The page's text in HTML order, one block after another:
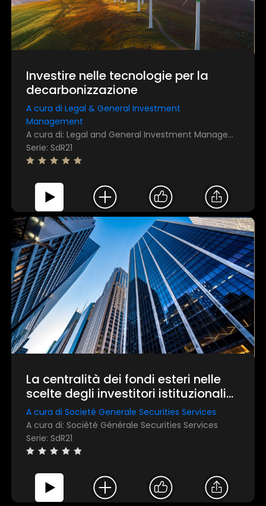
Investire nelle tecnologie per la
decarbonizzazione
A cura di Legal & General Investment
Management
A cura di: Legal and General Investment Management
Serie: SdR21
La centralità dei fondi esteri nelle
scelte degli investitori istituzionali
italiani
A cura di Societé Generale Securities Services
A cura di: Société Générale Securities Services
Serie: SdR21
×
5 stars
4 stars
3 stars
2 stars
1 star
Invia